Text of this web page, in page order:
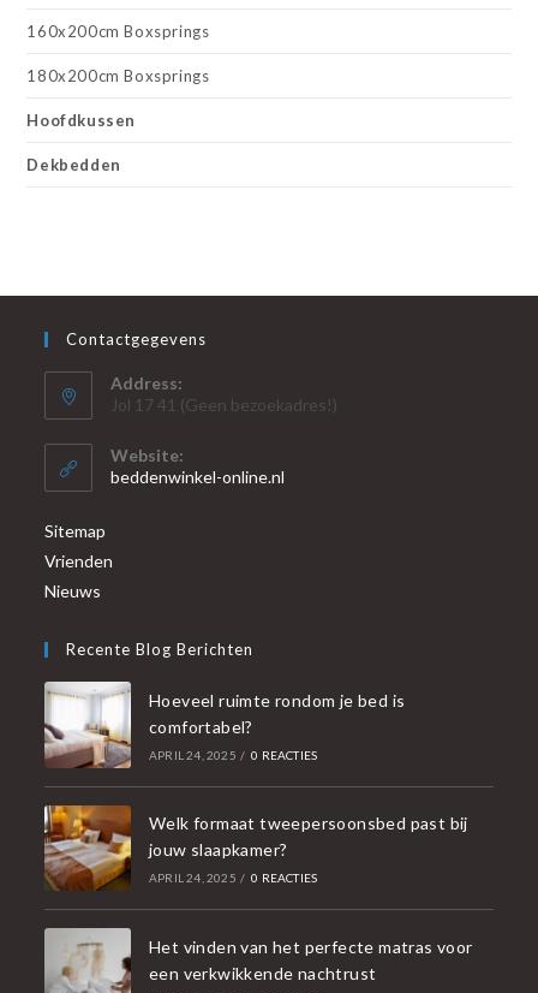
160x200cm Boxsprings
180x200cm Boxsprings
Hoofdkussen
Dekbedden
Contactgegevens
Address:
Jol 17 41 (Geen bezoekadres!)
Website:
beddenwinkel-online.nl
Sitemap
Vrienden
Nieuws
Recente Blog Berichten
Hoeveel ruimte rondom je bed is
comfortabel?
APRIL 24, 2025 / 0 REACTIES
Welk formaat tweepersoonsbed past bij
jouw slaapkamer?
APRIL 24, 2025 / 0 REACTIES
Het vinden van het perfecte matras voor
een verkwikkende nachtrust